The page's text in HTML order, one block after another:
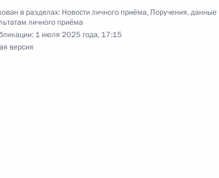
Российской Федерации советник
Фадеев провёл в Приёмной
приёму граждан в Москве личный приём
в разделах: Новости личного приёма, Поручения, данные
личного приёма
1 июля 2025 года, 17:15
версия